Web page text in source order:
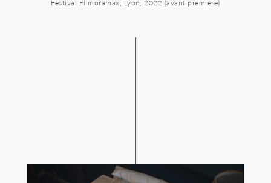
Festival Filmoramax, Lyon, 2022 (avant première)